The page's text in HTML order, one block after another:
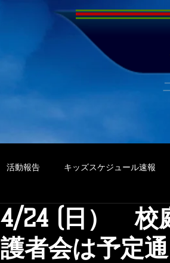
活動報告 キッズスケジュール速報
4/24 (日） 校
護者会は予定通